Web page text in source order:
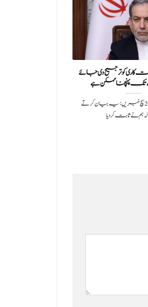
کاری کو ترجیح دی جائے
تک پہنچنا ممکن ہے
?️ 24 فروری 2026سچ خبریں: یہ بیان کرتے
ہم نے ثابت کر دیا